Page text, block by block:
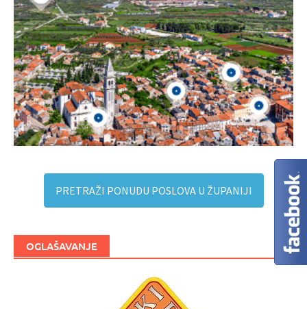
PRETRAŽI PONUDU POSLOVA U ŽUPANIJI
OGLAŠAVANJE